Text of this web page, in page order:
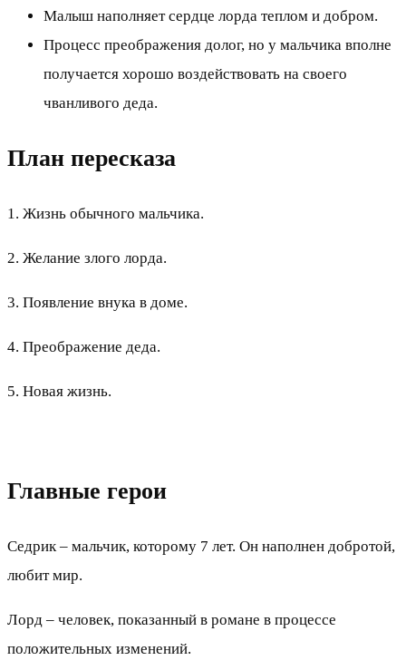
Малыш наполняет сердце лорда теплом и добром.
Процесс преображения долог, но у мальчика вполне
получается хорошо воздействовать на своего
чванливого деда.
План пересказа
1. Жизнь обычного мальчика.
2. Желание злого лорда.
3. Появление внука в доме.
4. Преображение деда.
5. Новая жизнь.
Главные герои
Седрик – мальчик, которому 7 лет. Он наполнен добротой,
любит мир.
Лорд – человек, показанный в романе в процессе
положительных изменений.